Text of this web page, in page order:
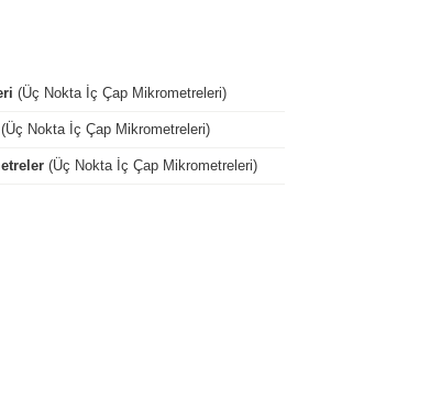
(Üç Nokta İç Çap Mikrometreleri)
(Üç Nokta İç Çap Mikrometreleri)
(Üç Nokta İç Çap Mikrometreleri)